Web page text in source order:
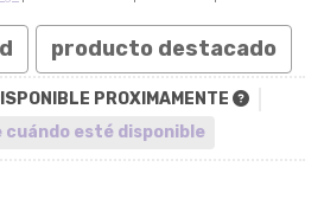
producto destacado
PROXIMAMENTE
cuándo esté disponible